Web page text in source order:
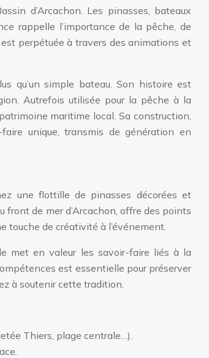
d’Arcachon. Les pinasses, bateaux
rappelle l’importance de la pêche, de
perpétuée à travers des animations et
qu’un simple bateau. Son histoire est
Autrefois utilisée pour la pêche à la
maritime local. Sa construction,
unique, transmis de génération en
une flottille de pinasses décorées et
front de mer d’Arcachon, offre des points
touche de créativité à l’événement.
met en valeur les savoir-faire liés à la
est essentielle pour préserver
à soutenir cette tradition.
Thiers, plage centrale…).